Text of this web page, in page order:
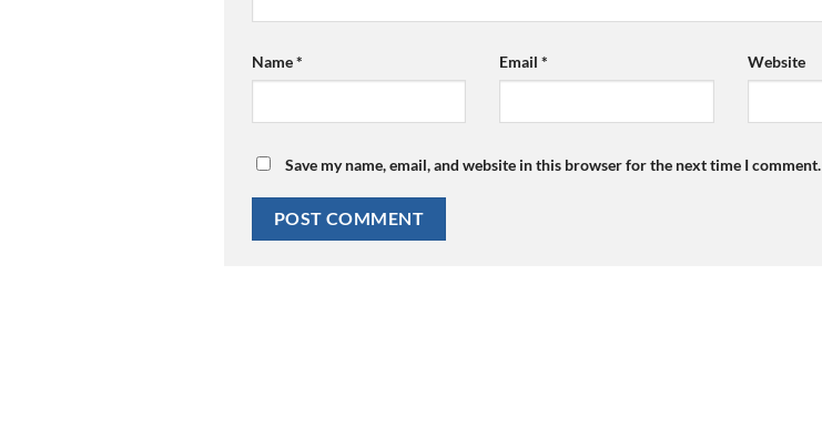
Name* Email* Website
Save my name, email, and website in this browser for the next time I comment.